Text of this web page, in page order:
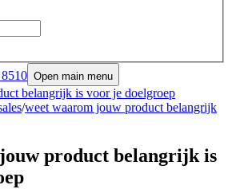
Open main menu
belangrijk is voor je doelgroep
/weet waarom jouw product belangrijk
product belangrijk is